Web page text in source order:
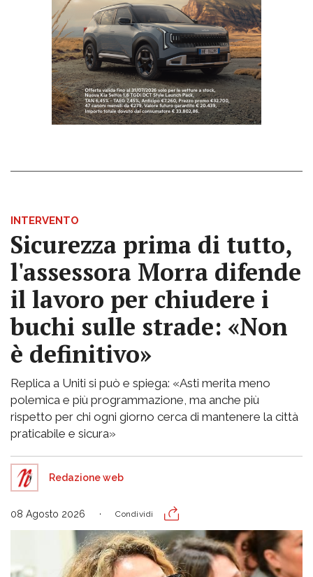
INTERVENTO
Sicurezza prima di tutto,
l'assessora Morra difende
il lavoro per chiudere i
buchi sulle strade: «Non
è definitivo»
Replica a Uniti si può e spiega: «Asti merita meno
polemica e più programmazione, ma anche più
rispetto per chi ogni giorno cerca di mantenere la città
praticabile e sicura»
Redazione web
08 Agosto 2026 Condividi